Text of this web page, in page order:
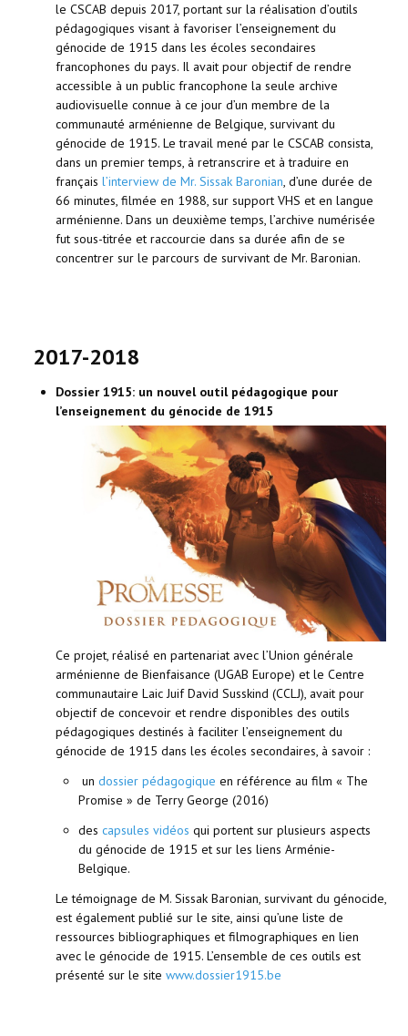
le CSCAB depuis 2017, portant sur la réalisation d’outils
pédagogiques visant à favoriser l’enseignement du
génocide de 1915 dans les écoles secondaires
francophones du pays. Il avait pour objectif de rendre
accessible à un public francophone la seule archive
audiovisuelle connue à ce jour d’un membre de la
communauté arménienne de Belgique, survivant du
génocide de 1915. Le travail mené par le CSCAB consista,
dans un premier temps, à retranscrire et à traduire en
français l’interview de Mr. Sissak Baronian, d’une durée de
66 minutes, filmée en 1988, sur support VHS et en langue
arménienne. Dans un deuxième temps, l’archive numérisée
fut sous-titrée et raccourcie dans sa durée afin de se
concentrer sur le parcours de survivant de Mr. Baronian.
2017-2018
Dossier 1915: un nouvel outil pédagogique pour
l’enseignement du génocide de 1915
Ce projet, réalisé en partenariat avec l’Union générale
arménienne de Bienfaisance (UGAB Europe) et le Centre
communautaire Laic Juif David Susskind (CCLJ), avait pour
objectif de concevoir et rendre disponibles des outils
pédagogiques destinés à faciliter l’enseignement du
génocide de 1915 dans les écoles secondaires, à savoir :
un dossier pédagogique en référence au film « The
Promise » de Terry George (2016)
des capsules vidéos qui portent sur plusieurs aspects
du génocide de 1915 et sur les liens Arménie-
Belgique.
Le témoignage de M. Sissak Baronian, survivant du génocide,
est également publié sur le site, ainsi qu’une liste de
ressources bibliographiques et filmographiques en lien
avec le génocide de 1915. L’ensemble de ces outils est
présenté sur le site www.dossier1915.be